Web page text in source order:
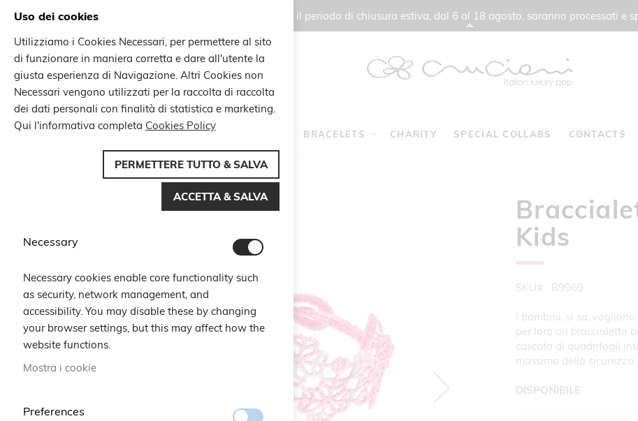
Gli ordini effettuati durante il periodo di chiusura estiva, dal 6 al 18 agosto, saranno processati e
Search
BRACELETS CHARITY SPECIAL COLLABS CONTACTS
Home Braccialetto Clover Lovers Kids
Kids
SKU B9969
I bambini, si sa,
per loro un braccialetto
cascata di quadrifogli
massimo della
DISPONIBILE
di
immagini
Uso dei cookies
Utilizziamo i Cookies Necessari, per permettere al sito
di funzionare in maniera corretta e dare all'utente la
giusta esperienza di Navigazione. Altri Cookies non
Necessari vengono utilizzati per la raccolta di raccolta
dei dati personali con finalità di statistica e marketing.
Qui l'informativa completa Cookies Policy
PERMETTERE TUTTO & SALVA
ACCETTA & SALVA
Necessary
Necessary cookies enable core functionality such
as security, network management, and
accessibility. You may disable these by changing
your browser settings, but this may affect how the
website functions.
Mostra i cookie
Preferences